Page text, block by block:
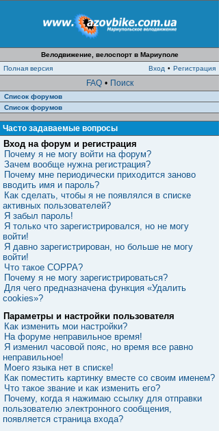
Велодвижение, велоспорт в Мариуполе
Полная версия
Вход • Регистрация
FAQ • Поиск
Список форумов
Список форумов
Часто задаваемые вопросы
Вход на форум и регистрация
Почему я не могу войти на форум?
Зачем вообще нужна регистрация?
Почему мне периодически приходится заново
вводить имя и пароль?
Как сделать, чтобы я не появлялся в списке
активных пользователей?
Я забыл пароль!
Я только что зарегистрировался, но не могу
войти!
Я давно зарегистрирован, но больше не могу
войти!
Что такое COPPA?
Почему я не могу зарегистрироваться?
Для чего предназначена функция «Удалить
cookies»?
Параметры и настройки пользователя
Как изменить мои настройки?
На форуме неправильное время!
Я изменил часовой пояс, но время все равно
неправильное!
Моего языка нет в списке!
Как поместить картинку вместе со своим именем?
Что такое звание и как изменить его?
Почему, когда я нажимаю ссылку для отправки
пользователю электронного сообщения,
появляется страница входа?